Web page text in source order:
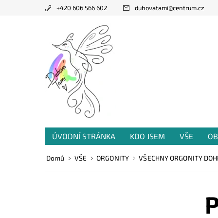
+420 606 566 602 duhovatami@centrum.cz
ÚVODNÍ STRÁNKA KDO JSEM VŠE
PRODANÁ TVORBA
VZKAZY OD VÁS
Domů VŠE ORGONITY VŠECHNY ORGONITY